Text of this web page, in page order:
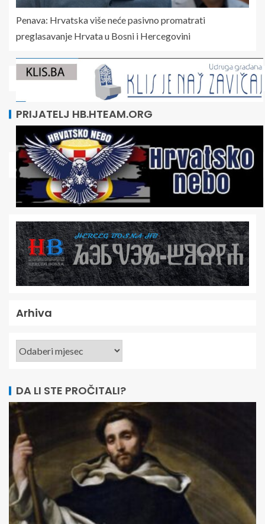
Penava: Hrvatska više neće pasivno promatrati
preglasavanje Hrvata u Bosni i Hercegovini
PRIJATELJ HB.HTEAM.ORG
Arhiva
DA LI STE PROČITALI?